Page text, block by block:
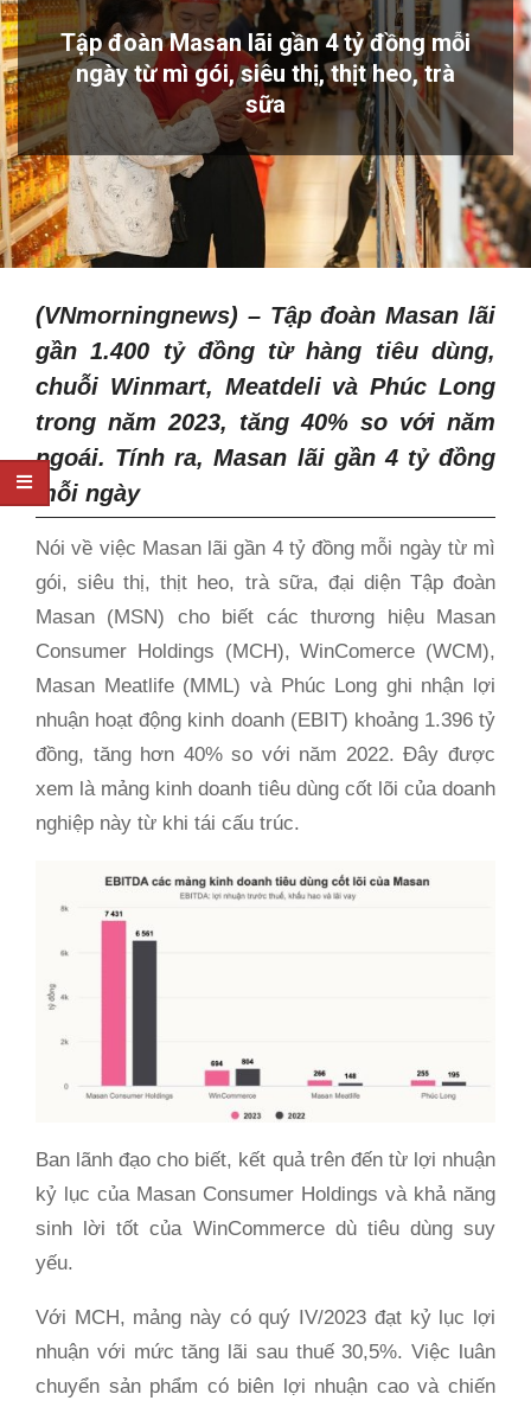
Tập đoàn Masan lãi gần 4 tỷ đồng mỗi
ngày từ mì gói, siêu thị, thịt heo, trà
sữa
(VNmorningnews) – Tập đoàn Masan lãi
gần 1.400 tỷ đồng từ hàng tiêu dùng,
chuỗi Winmart, Meatdeli và Phúc Long
trong năm 2023, tăng 40% so với năm
ngoái. Tính ra, Masan lãi gần 4 tỷ đồng
mỗi ngày
Nói về việc Masan lãi gần 4 tỷ đồng mỗi ngày từ mì
gói, siêu thị, thịt heo, trà sữa, đại diện Tập đoàn
Masan (MSN) cho biết các thương hiệu Masan
Consumer Holdings (MCH), WinComerce (WCM),
Masan Meatlife (MML) và Phúc Long ghi nhận lợi
nhuận hoạt động kinh doanh (EBIT) khoảng 1.396 tỷ
đồng, tăng hơn 40% so với năm 2022. Đây được
xem là mảng kinh doanh tiêu dùng cốt lõi của doanh
nghiệp này từ khi tái cấu trúc.
Ban lãnh đạo cho biết, kết quả trên đến từ lợi nhuận
kỷ lục của Masan Consumer Holdings và khả năng
sinh lời tốt của WinCommerce dù tiêu dùng suy
yếu.
Với MCH, mảng này có quý IV/2023 đạt kỷ lục lợi
nhuận với mức tăng lãi sau thuế 30,5%. Việc luân
chuyển sản phẩm có biên lợi nhuận cao và chiến